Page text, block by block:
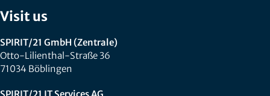
Visit us
SPIRIT/21 GmbH (Zentrale)
Otto-Lilienthal-Straße 36
71034 Böblingen